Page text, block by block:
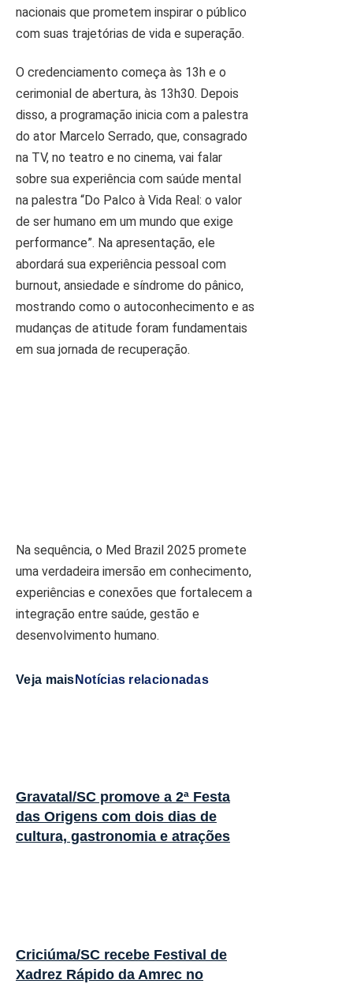
nacionais que prometem inspirar o público
com suas trajetórias de vida e superação.
O credenciamento começa às 13h e o
cerimonial de abertura, às 13h30. Depois
disso, a programação inicia com a palestra
do ator Marcelo Serrado, que, consagrado
na TV, no teatro e no cinema, vai falar
sobre sua experiência com saúde mental
na palestra “Do Palco à Vida Real: o valor
de ser humano em um mundo que exige
performance”. Na apresentação, ele
abordará sua experiência pessoal com
burnout, ansiedade e síndrome do pânico,
mostrando como o autoconhecimento e as
mudanças de atitude foram fundamentais
em sua jornada de recuperação.
Na sequência, o Med Brazil 2025 promete
uma verdadeira imersão em conhecimento,
experiências e conexões que fortalecem a
integração entre saúde, gestão e
desenvolvimento humano.
Veja mais Notícias relacionadas
Gravatal/SC promove a 2ª Festa
das Origens com dois dias de
cultura, gastronomia e atrações
Criciúma/SC recebe Festival de
Xadrez Rápido da Amrec no